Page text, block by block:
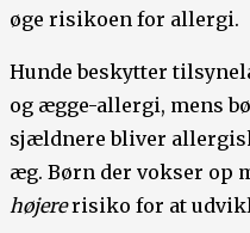
øge risikoen for allergi.
Hunde beskytter
og ægge-allergi, mens
sjældnere bliver
æg. Børn der vokser op
højererisiko for at